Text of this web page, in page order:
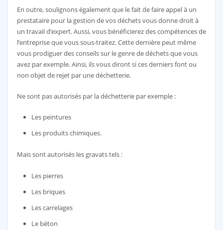
En outre, soulignons également que le fait de faire appel à un
prestataire pour la gestion de vos déchets vous donne droit à
un travail d’expert. Aussi, vous bénéficierez des compétences de
l’entreprise que vous sous-traitez. Cette dernière peut même
vous prodiguer des conseils sur le genre de déchets que vous
avez par exemple. Ainsi, ils vous diront si ces derniers font ou
non objet de rejet par une déchetterie.
Ne sont pas autorisés par la déchetterie par exemple :
Les peintures
Les produits chimiques.
Mais sont autorisés les gravats tels :
Les pierres
Les briques
Les carrelages
Le béton